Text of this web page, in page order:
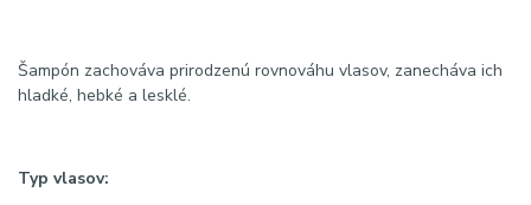
Šampón zachováva prirodzenú rovnováhu vlasov, zanecháva ich
hladké, hebké a lesklé.
Typ vlasov: